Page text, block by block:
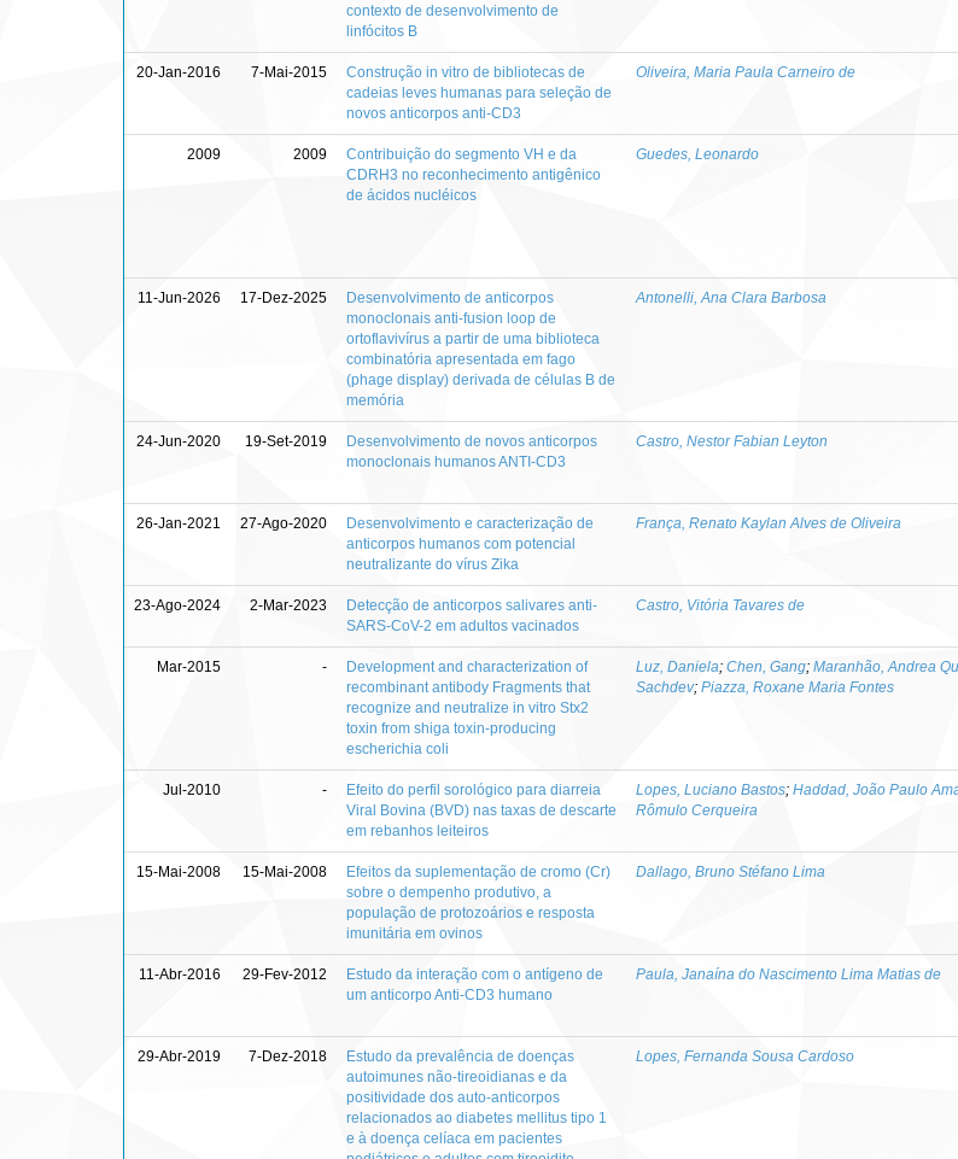
contexto de desenvolvimento de
linfócitos B
20-Jan-2016 7-Mai-2015
Construção in vitro de bibliotecas de
cadeias leves humanas para seleção de
novos anticorpos anti-CD3
Oliveira, Maria Paula Carneiro de
2009 2009
Contribuição do segmento VH e da
CDRH3 no reconhecimento antigênico
de ácidos nucléicos
Guedes, Leonardo
11-Jun-2026 17-Dez-2025
Desenvolvimento de anticorpos
monoclonais anti-fusion loop de
ortoflavivírus a partir de uma biblioteca
combinatória apresentada em fago
(phage display) derivada de células B de
memória
Antonelli, Ana Clara Barbosa
24-Jun-2020 19-Set-2019
Desenvolvimento de novos anticorpos
monoclonais humanos ANTI-CD3
Castro, Nestor Fabian Leyton
26-Jan-2021 27-Ago-2020
Desenvolvimento e caracterização de
anticorpos humanos com potencial
neutralizante do vírus Zika
França, Renato Kaylan Alves de Oliveira
23-Ago-2024 2-Mar-2023
Detecção de anticorpos salivares anti-
SARS-CoV-2 em adultos vacinados
Castro, Vitória Tavares de
Mar-2015 -
Development and characterization of
recombinant antibody Fragments that
recognize and neutralize in vitro Stx2
toxin from shiga toxin-producing
escherichia coli
Luz, Daniela; Chen, Gang; Maranhão, Andrea
Sachdev; Piazza, Roxane Maria Fontes
Jul-2010 -
Efeito do perfil sorológico para diarreia
Viral Bovina (BVD) nas taxas de descarte
em rebanhos leiteiros
Lopes, Luciano Bastos; Haddad, João Paulo
Rômulo Cerqueira
15-Mai-2008 15-Mai-2008
Efeitos da suplementação de cromo (Cr)
sobre o dempenho produtivo, a
população de protozoários e resposta
imunitária em ovinos
Dallago, Bruno Stéfano Lima
11-Abr-2016 29-Fev-2012
Estudo da interação com o antígeno de
um anticorpo Anti-CD3 humano
Paula, Janaína do Nascimento Lima Matias de
29-Abr-2019 7-Dez-2018
Estudo da prevalência de doenças
autoimunes não-tireoidianas e da
positividade dos auto-anticorpos
relacionados ao diabetes mellitus tipo 1
e à doença celíaca em pacientes
Lopes, Fernanda Sousa Cardoso